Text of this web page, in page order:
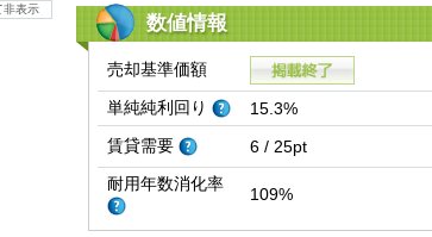
非表示
数値情報
売却基準価額
単純純利回り
15.3%
賃貸需要
6 / 25pt
耐用年数消化率
109%